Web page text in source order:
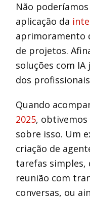
Não
aplicação da
aprimoramento
de projetos.
soluções com
dos
Quando
2025, obtivemos
sobre isso. Um
criação de
tarefas simples,
reunião com
conversas, ou